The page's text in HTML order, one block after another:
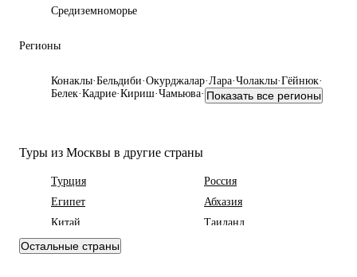
Средиземноморье
Регионы
Конаклы·Бельдиби·Окурджалар·Лара·Чолаклы·Гёйнюк·
Белек·Кадрие·Кириш·Чамьюва· Показать все регионы
Туры из Москвы в другие страны
Турция
Россия
Египет
Абхазия
Китай
Таиланд
ОАЭ
Остальные страны